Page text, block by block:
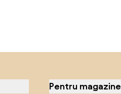
Pentru magazine